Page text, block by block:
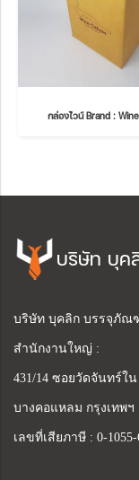
กล่องไวน์ Brand :
บริษัท บุค
บริษัท บุคลิก บรรจุภัณ
สำนักงานใหญ่ :
431/14 ซอยวัดจันทร์ใ
บางคอแหลม กรุงเทพฯ
เลขที่เสียภาษี : 0-1055-